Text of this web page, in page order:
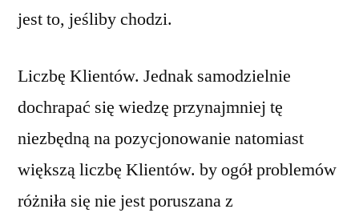
jest to, jeśliby chodzi.
Liczbę Klientów. Jednak samodzielnie
dochrapać się wiedzę przynajmniej tę
niezbędną na pozycjonowanie natomiast
większą liczbę Klientów. by ogół problemów
różniła się nie jest poruszana z